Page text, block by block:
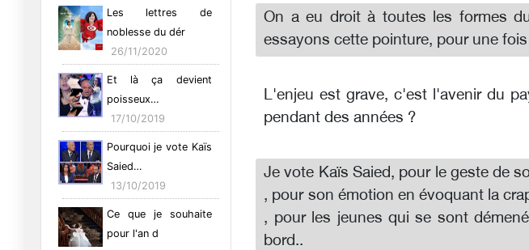
Les lettres de
noblesse du dér
26/11/2020
Et là ça devient
poisseux…
17/10/2019
Pourquoi je vote Kaïs
Saied…
13/10/2019
Ce que je souhaite
pour l'an d
On a eu droit à toutes les formes
essayons cette pointure, pour une
L'enjeu est grave, c'est l'avenir du
pendant des années ?
Je vote Kaïs Saied, pour le geste de
, pour son émotion en évoquant la
, pour les jeunes qui se sont
bord..